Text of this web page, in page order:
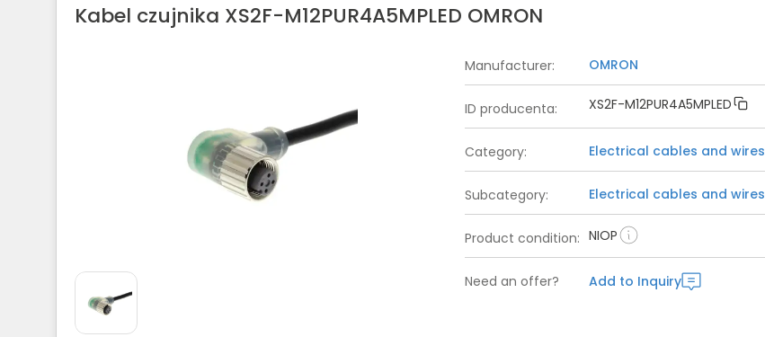
Kabel czujnika XS2F-M12PUR4A5MPLED OMRON
Manufacturer: OMRON
ID producenta: XS2F-M12PUR4A5MPLED
Category: Electrical cables and wires
Subcategory: Electrical cables and wires
Product condition: NIOP
Need an offer? Add to Inquiry